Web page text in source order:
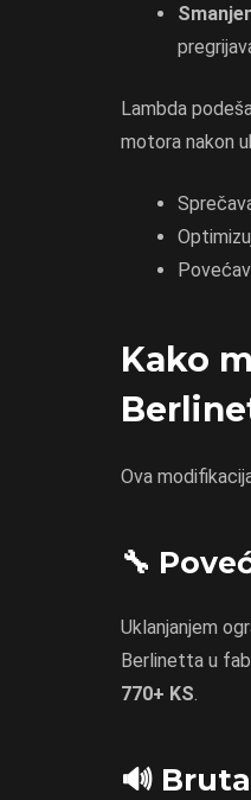
Lambda
motora nakon
Kako
Ova
🔧
Uklanjanjem
Berlinetta u
770+ KS.
🔊